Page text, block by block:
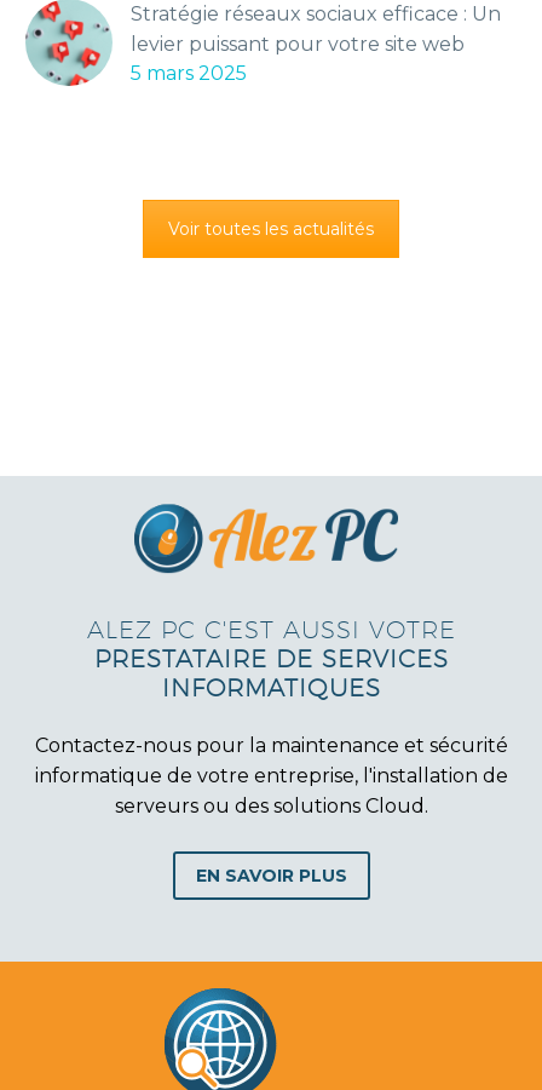
Stratégie réseaux sociaux efficace : Un
levier puissant pour votre site web
5 mars 2025
Voir toutes les actualités
ALEZ PC C'EST AUSSI VOTRE
PRESTATAIRE DE SERVICES
INFORMATIQUES
Contactez-nous pour la maintenance et sécurité
informatique de votre entreprise, l'installation de
serveurs ou des solutions Cloud.
EN SAVOIR PLUS